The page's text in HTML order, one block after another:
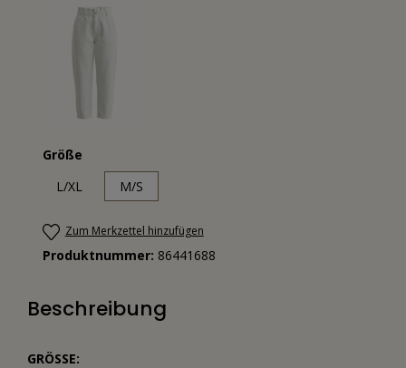
Größe
L/XL
M/S
Zum Merkzettel hinzufügen
Produktnummer: 86441688
Beschreibung
GRÖSSE: